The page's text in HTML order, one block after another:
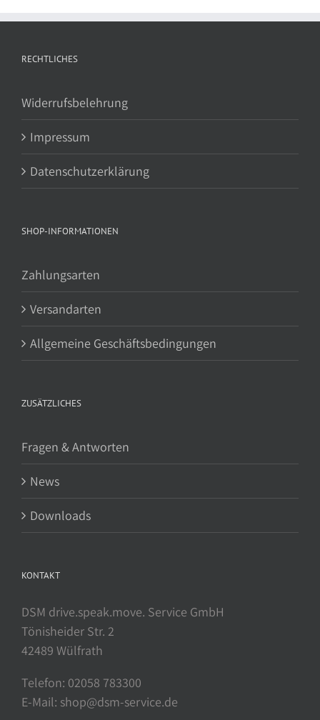
RECHTLICHES
Widerrufsbelehrung
Impressum
Datenschutzerklärung
SHOP-INFORMATIONEN
Zahlungsarten
Versandarten
Allgemeine Geschäftsbedingungen
ZUSÄTZLICHES
Fragen & Antworten
News
Downloads
KONTAKT
DSM drive.speak.move. Service GmbH
Tönisheider Str. 2
42489 Wülfrath
Telefon: 02058 783300
E-Mail: shop@dsm-service.de